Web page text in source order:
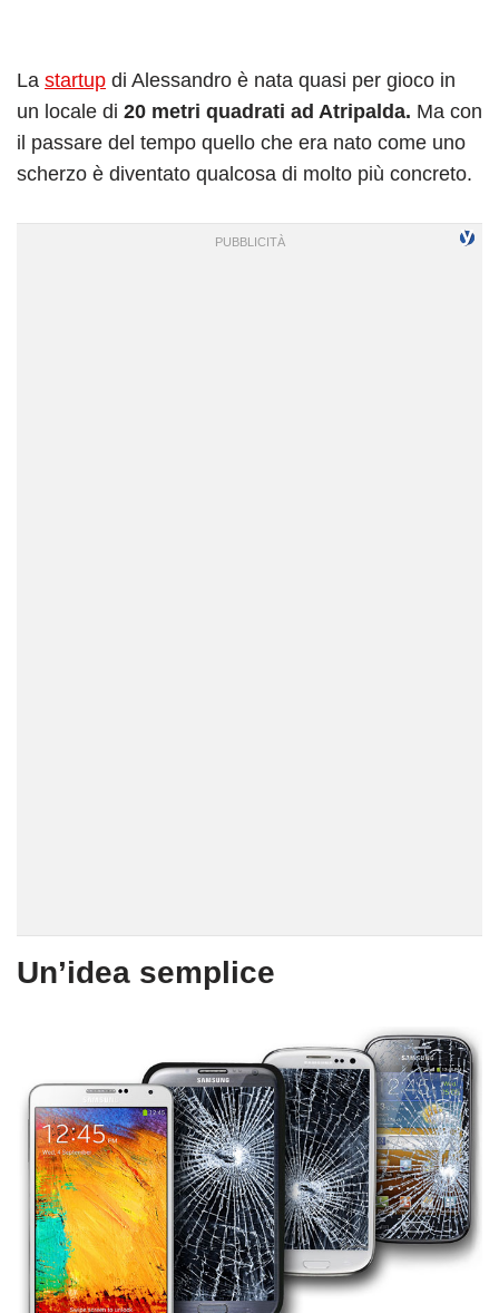
La startup di Alessandro è nata quasi per gioco in
un locale di 20 metri quadrati ad Atripalda. Ma con
il passare del tempo quello che era nato come uno
scherzo è diventato qualcosa di molto più concreto.
Un’idea semplice